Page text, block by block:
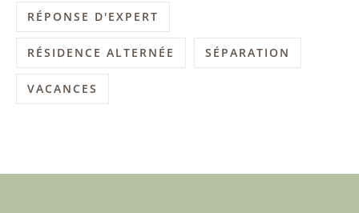
RÉPONSE D'EXPERT
RÉSIDENCE ALTERNÉE SÉPARATION
VACANCES